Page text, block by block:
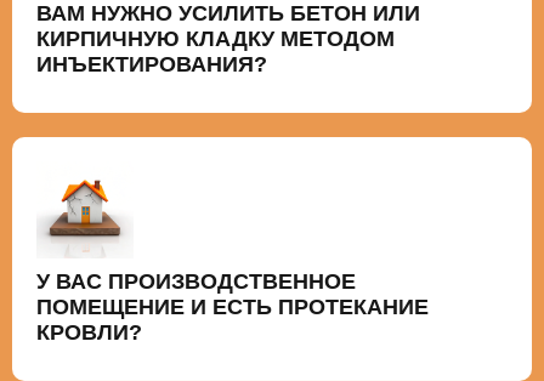
ВАМ НУЖНО УСИЛИТЬ БЕТОН ИЛИ
КИРПИЧНУЮ КЛАДКУ МЕТОДОМ
ИНЪЕКТИРОВАНИЯ?
У ВАС ПРОИЗВОДСТВЕННОЕ
ПОМЕЩЕНИЕ И ЕСТЬ ПРОТЕКАНИЕ
КРОВЛИ?